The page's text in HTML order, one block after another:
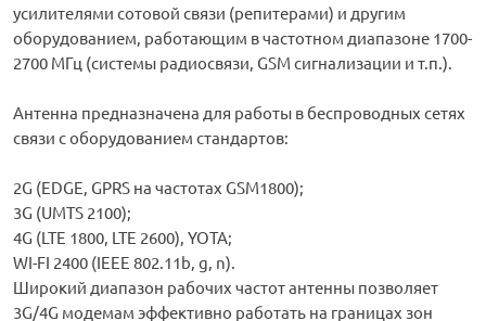
усилителями сотовой связи (репитерами) и другим
оборудованием, работающим в частотном диапазоне 1700-
2700 МГц (системы радиосвязи, GSM сигнализации и т.п.).
Антенна предназначена для работы в беспроводных сетях
связи с оборудованием стандартов:
2G (EDGE, GPRS на частотах GSM1800);
3G (UMTS 2100);
4G (LTE 1800, LTE 2600), YOTA;
WI-FI 2400 (IEEE 802.11b, g, n).
Широкий диапазон рабочих частот антенны позволяет
3G/4G модемам эффективно работать на границах зон